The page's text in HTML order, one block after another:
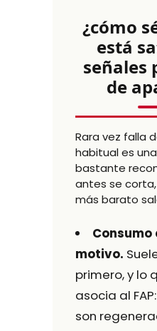
¿cómo
está
señales
de
Rara vez falla
habitual es
bastante
antes se corta,
más barato
Consumo
motivo.
primero, y lo
asocia al FAP:
son